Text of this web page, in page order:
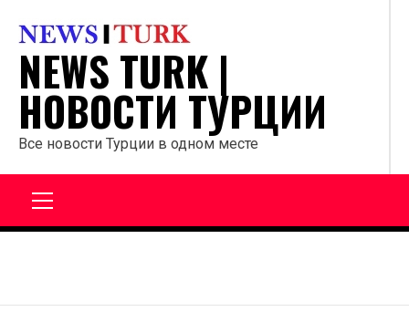
содержанию
NEWS TURK |
НОВОСТИ ТУРЦИИ
Все новости Турции в одном месте